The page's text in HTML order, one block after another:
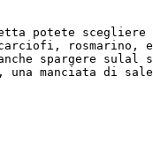
potete scegliere
rosmarino,
spargere sulal
una manciata di